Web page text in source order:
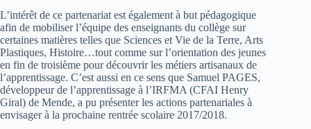
L’intérêt de ce partenariat est également à but pédagogique
afin de mobiliser l’équipe des enseignants du collège sur
certaines matières telles que Sciences et Vie de la Terre, Arts
Plastiques, Histoire…tout comme sur l’orientation des jeunes
en fin de troisième pour découvrir les métiers artisanaux de
l’apprentissage. C’est aussi en ce sens que Samuel PAGES,
développeur de l’apprentissage à l’IRFMA (CFAI Henry
Giral) de Mende, a pu présenter les actions partenariales à
envisager à la prochaine rentrée scolaire 2017/2018.